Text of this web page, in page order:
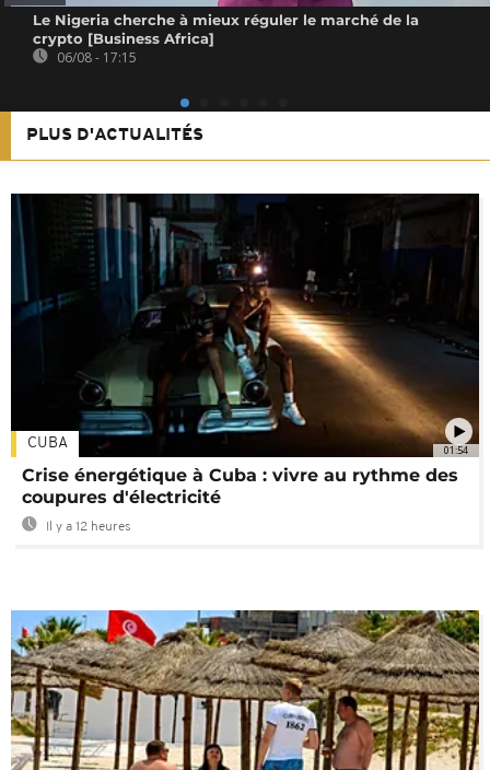
Le Nigeria cherche à mieux réguler le marché de la
crypto [Business Africa]
06/08 - 17:15
PLUS D'ACTUALITÉS
01:54
CUBA
Crise énergétique à Cuba : vivre au rythme des
coupures d'électricité
Il y a 12 heures